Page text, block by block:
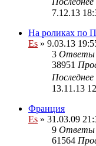
7.12.13
На роликах по
Es » 9.03.13
3 Ответы
38951
13.11.13
Франция
Es » 31.03.09
9 Ответы
61564